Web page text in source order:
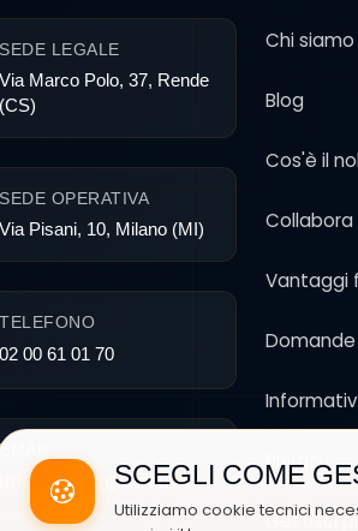
SCEGLI COME
Utilizziamo cookie tecnici
SEDE LEGALE
Via Marco Polo, 37, Rende
(CS)
SEDE OPERATIVA
Via Pisani, 10, Milano (MI)
TELEFONO
02 00 61 01 70
EMAIL
info@noleggioclick.it
Chi siamo
Blog
Cos'è il
Collabora
Vantaggi
Privacy
Gestisci